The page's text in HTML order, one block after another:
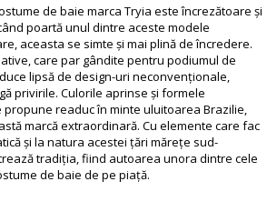
S (7899970007408), M (7899970007415),
XL (7899970007439)
HIV2021 AZUL
I21M26LA
/ 4.06oz
de spălare și
îngrijire
de baie marca Tryia este încrezătoare și
poartă unul dintre aceste modele
aceasta se simte și mai plină de încredere.
care par gândite pentru podiumul de
lipsă de design-uri neconvenționale,
privirile. Culorile aprinse și formele
readuc în minte uluitoarea Brazilie,
marcă extraordinară. Cu elemente care fac
și la natura acestei țări mărețe sud-
tradiția, fiind autoarea unora dintre cele
de baie de pe piață.